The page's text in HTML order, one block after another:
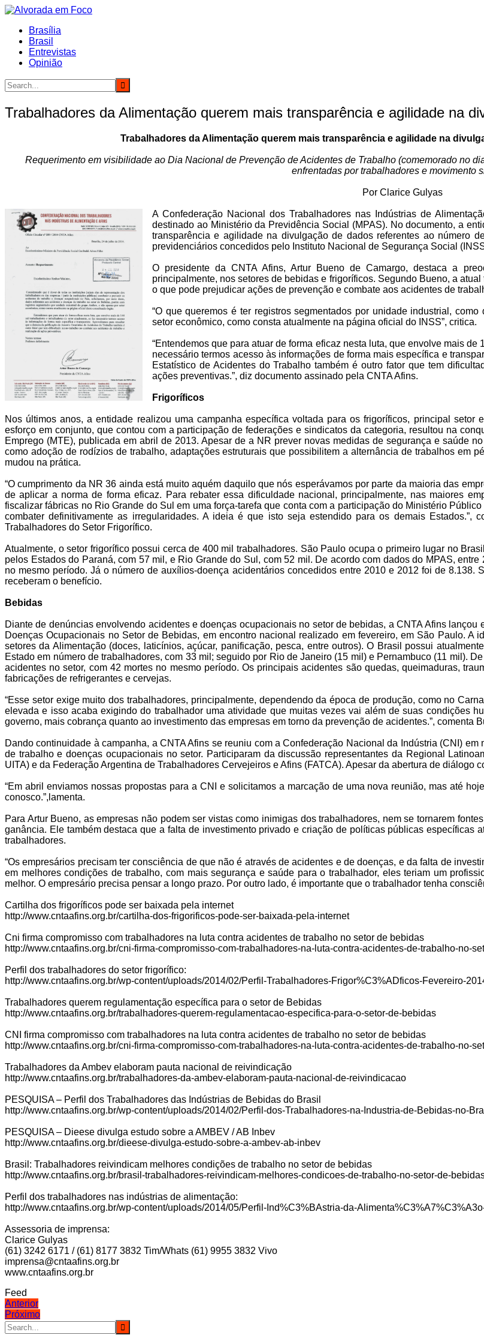
Ir
conteúdo
Brasília
Brasil
Entrevistas
Opinião
Trabalhadores da Alimentação querem mais transparência e agilidade na
Trabalhadores da Alimentação querem mais transparência e agilidade na
Requerimento em visibilidade ao Dia Nacional de Prevenção de Acidentes de Trabalho (comemorado no
enfrentadas por trabalhadores e movimento
Por Clarice Gulyas
A Confederação Nacional dos Trabalhadores nas Indústrias de
destinado ao Ministério da Previdência Social (MPAS). No documento, a
transparência e agilidade na divulgação de dados referentes ao número
previdenciários concedidos pelo Instituto Nacional de Segurança Social
O presidente da CNTA Afins, Artur Bueno de Camargo, destaca a
principalmente, nos setores de bebidas e frigoríficos. Segundo Bueno, a
o que pode prejudicar ações de prevenção e combate aos acidentes de
“O que queremos é ter registros segmentados por unidade industrial,
setor econômico, como consta atualmente na página oficial do INSS”, critica.
“Entendemos que para atuar de forma eficaz nesta luta, que envolve mais
necessário termos acesso às informações de forma mais específica e
Estatístico de Acidentes do Trabalho também é outro fator que tem
ações preventivas.”, diz documento assinado pela CNTA Afins.
Frigoríficos
Nos últimos anos, a entidade realizou uma campanha específica voltada para os frigoríficos, principal
esforço em conjunto, que contou com a participação de federações e sindicatos da categoria, resultou na
Emprego (MTE), publicada em abril de 2013. Apesar de a NR prever novas medidas de segurança e saúde
como adoção de rodízios de trabalho, adaptações estruturais que possibilitem a alternância de trabalhos em
mudou na prática.
“O cumprimento da NR 36 ainda está muito aquém daquilo que nós esperávamos por parte da maioria das
de aplicar a norma de forma eficaz. Para rebater essa dificuldade nacional, principalmente, nas maiores
fiscalizar fábricas no Rio Grande do Sul em uma força-tarefa que conta com a participação do Ministério
combater definitivamente as irregularidades. A ideia é que isto seja estendido para os demais
Trabalhadores do Setor Frigorífico.
Atualmente, o setor frigorífico possui cerca de 400 mil trabalhadores. São Paulo ocupa o primeiro lugar no
pelos Estados do Paraná, com 57 mil, e Rio Grande do Sul, com 52 mil. De acordo com dados do MPAS,
no mesmo período. Já o número de auxílios-doença acidentários concedidos entre 2010 e 2012 foi de
receberam o benefício.
Bebidas
Diante de denúncias envolvendo acidentes e doenças ocupacionais no setor de bebidas, a CNTA Afins
Doenças Ocupacionais no Setor de Bebidas, em encontro nacional realizado em fevereiro, em São Paulo.
setores da Alimentação (doces, laticínios, açúcar, panificação, pesca, entre outros). O Brasil possui
Estado em número de trabalhadores, com 33 mil; seguido por Rio de Janeiro (15 mil) e Pernambuco (11 mil).
acidentes no setor, com 42 mortes no mesmo período. Os principais acidentes são quedas, queimaduras,
fabricações de refrigerantes e cervejas.
“Esse setor exige muito dos trabalhadores, principalmente, dependendo da época de produção, como no
elevada e isso acaba exigindo do trabalhador uma atividade que muitas vezes vai além de suas condições
governo, mais cobrança quanto ao investimento das empresas em torno da prevenção de acidentes.”, comenta
Dando continuidade à campanha, a CNTA Afins se reuniu com a Confederação Nacional da Indústria (CNI)
de trabalho e doenças ocupacionais no setor. Participaram da discussão representantes da Regional
UITA) e da Federação Argentina de Trabalhadores Cervejeiros e Afins (FATCA). Apesar da abertura de diálogo
“Em abril enviamos nossas propostas para a CNI e solicitamos a marcação de uma nova reunião, mas até
conosco.”,lamenta.
Para Artur Bueno, as empresas não podem ser vistas como inimigas dos trabalhadores, nem se tornarem
ganância. Ele também destaca que a falta de investimento privado e criação de políticas públicas específicas
trabalhadores.
“Os empresários precisam ter consciência de que não é através de acidentes e de doenças, e da falta de
em melhores condições de trabalho, com mais segurança e saúde para o trabalhador, eles teriam um
melhor. O empresário precisa pensar a longo prazo. Por outro lado, é importante que o trabalhador tenha
Cartilha dos frigoríficos pode ser baixada pela internet
http://www.cntaafins.org.br/cartilha-dos-frigorificos-pode-ser-baixada-pela-internet
Cni firma compromisso com trabalhadores na luta contra acidentes de trabalho no setor de bebidas
http://www.cntaafins.org.br/cni-firma-compromisso-com-trabalhadores-na-luta-contra-acidentes-de-trabalho-no-
Perfil dos trabalhadores do setor frigorífico:
http://www.cntaafins.org.br/wp-content/uploads/2014/02/Perfil-Trabalhadores-Frigor%C3%ADficos-Fevereiro-
Trabalhadores querem regulamentação específica para o setor de Bebidas
http://www.cntaafins.org.br/trabalhadores-querem-regulamentacao-especifica-para-o-setor-de-bebidas
CNI firma compromisso com trabalhadores na luta contra acidentes de trabalho no setor de bebidas
http://www.cntaafins.org.br/cni-firma-compromisso-com-trabalhadores-na-luta-contra-acidentes-de-trabalho-no-
Trabalhadores da Ambev elaboram pauta nacional de reivindicação
http://www.cntaafins.org.br/trabalhadores-da-ambev-elaboram-pauta-nacional-de-reivindicacao
PESQUISA – Perfil dos Trabalhadores das Indústrias de Bebidas do Brasil
http://www.cntaafins.org.br/wp-content/uploads/2014/02/Perfil-dos-Trabalhadores-na-Industria-de-Bebidas-no-
PESQUISA – Dieese divulga estudo sobre a AMBEV / AB Inbev
http://www.cntaafins.org.br/dieese-divulga-estudo-sobre-a-ambev-ab-inbev
Brasil: Trabalhadores reivindicam melhores condições de trabalho no setor de bebidas
http://www.cntaafins.org.br/brasil-trabalhadores-reivindicam-melhores-condicoes-de-trabalho-no-setor-de-
Perfil dos trabalhadores nas indústrias de alimentação:
http://www.cntaafins.org.br/wp-content/uploads/2014/05/Perfil-Ind%C3%BAstria-da-
Assessoria de imprensa:
Clarice Gulyas
(61) 3242 6171 / (61) 8177 3832 Tim/Whats (61) 9955 3832 Vivo
imprensa@cntaafins.org.br
www.cntaafins.org.br
Feed
Navegação
de
Post
Anterior
Próximo